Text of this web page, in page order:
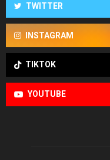
TWITTER
INSTAGRAM
TIKTOK
YOUTUBE